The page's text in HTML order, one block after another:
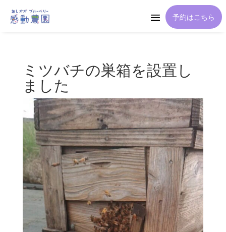
予約はこちら
ミツバチの巣箱を設置し
ました